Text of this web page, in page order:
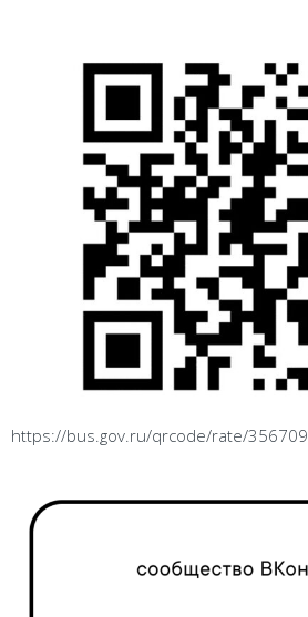
https://bus.gov.ru/qrcode/rate/356709